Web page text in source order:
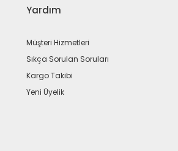
Yardım
Müşteri Hizmetleri
Sıkça Sorulan Soruları
Kargo Takibi
Yeni Üyelik